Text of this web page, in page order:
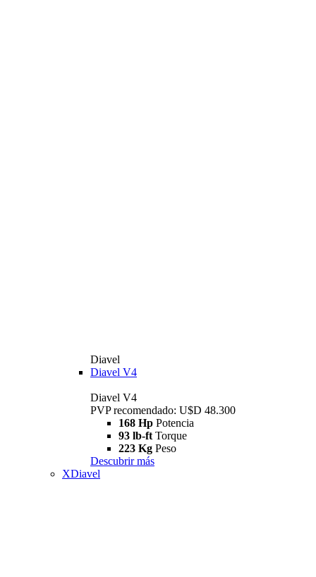
Diavel
Diavel V4
Diavel V4
PVP recomendado: U$D 48.300
168 Hp Potencia
93 lb-ft Torque
223 Kg Peso
Descubrir más
XDiavel